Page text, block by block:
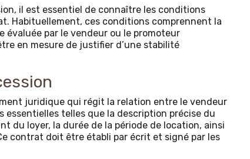
il est essentiel de connaître les conditions
Habituellement, ces conditions comprennent la
évaluée par le vendeur ou le promoteur
en mesure de justifier d’une stabilité
juridique qui régit la relation entre le vendeur
telles que la description précise du
du loyer, la durée de la période de location, ainsi
contrat doit être établi par écrit et signé par les